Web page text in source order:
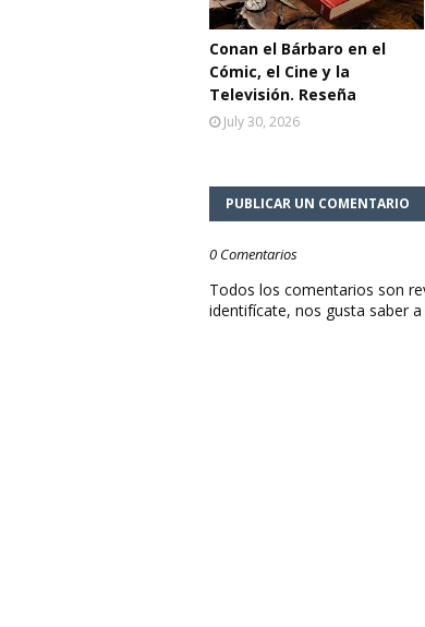
Conan el Bárbaro en el
Cómic, el Cine y la
Televisión. Reseña
July 30, 2026
PUBLICAR UN COMENTARIO
0 Comentarios
Todos los comentarios son
identifícate, nos gusta saber